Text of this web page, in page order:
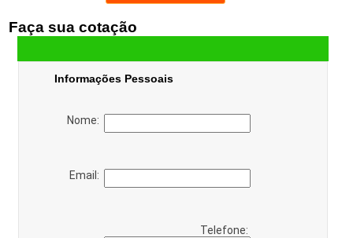
Faça sua cotação
Informações Pessoais
Nome:
Email:
Telefone: